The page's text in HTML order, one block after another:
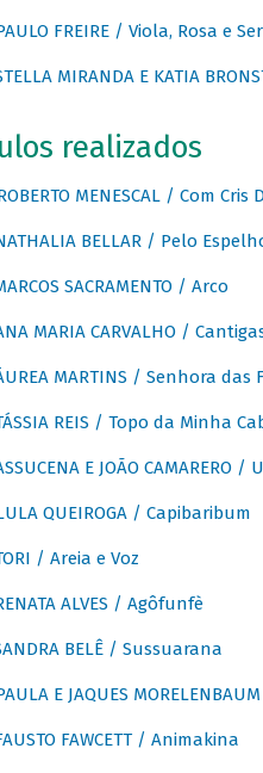
FREIRE / Viola, Rosa e
MIRANDA E KATIA
realizados
MENESCAL / Com
BELLAR / Pelo
SACRAMENTO / Arco
MARIA CARVALHO /
MARTINS / Senhora das
REIS / Topo da Minha
E JOÃO
QUEIROGA / Capibaribum
/ Areia e Voz
ALVES / Agôfunfè
BELÊ / Sussuarana
E JAQUES
FAWCETT / Animakina